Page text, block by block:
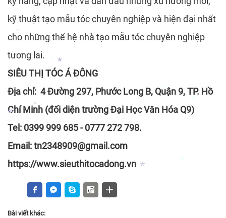
*
*
*
kỹ thuật tạo mẫu tóc chuyên nghiệp và hiện đại nhất
cho những thế hệ nhà tạo mẫu tóc chuyên nghiệp
tương lai.
SIÊU THỊ TÓC Á ĐÔNG
Địa chỉ: 4 Đường 297, Phước Long B, Quận 9, TP. Hồ
Chí Minh (đối diện trường Đại Học Văn Hóa Q9)
Tel: 0399 999 685 - 0777 272 798.
Email: tn2348909@gmail.com
https://www.sieuthitocadong.vn
Bài viết khác: